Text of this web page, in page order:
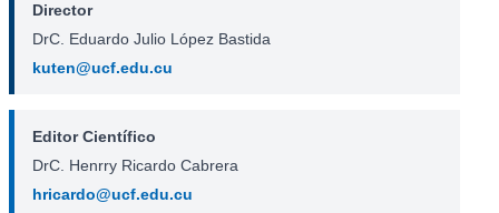
Director
DrC. Eduardo Julio López Bastida
kuten@ucf.edu.cu
Editor Científico
DrC. Henrry Ricardo Cabrera
hricardo@ucf.edu.cu